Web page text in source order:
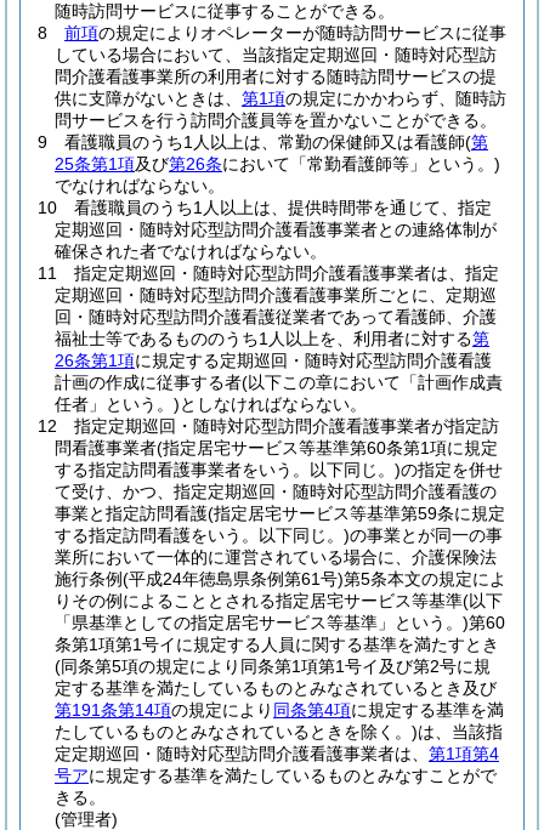
随時訪問サービスに従事することができる。
8
前項の規定によりオペレーターが随時訪問サービスに従事
している場合において、当該指定定期巡回・随時対応型訪
問介護看護事業所の利用者に対する随時訪問サービスの提
供に支障がないときは、 第1項の規定にかかわらず、随時訪
問サービスを行う訪問介護員等を置かないことができる。
9
看護職員のうち1人以上は、常勤の保健師又は看護師(第
25条第1項及び第26条において「常勤看護師等」という。)
でなければならない。
10
看護職員のうち1人以上は、提供時間帯を通じて、指定
定期巡回・随時対応型訪問介護看護事業者との連絡体制が
確保された者でなければならない。
11
指定定期巡回・随時対応型訪問介護看護事業者は、指定
定期巡回・随時対応型訪問介護看護事業所ごとに、定期巡
回・随時対応型訪問介護看護従業者であって看護師、介護
福祉士等であるもののうち1人以上を、利用者に対する第
26条第1項に規定する定期巡回・随時対応型訪問介護看護
計画の作成に従事する者(以下この章において「計画作成責
任者」という。)としなければならない。
12
指定定期巡回・随時対応型訪問介護看護事業者が指定訪
問看護事業者(指定居宅サービス等基準第60条第1項に規定
する指定訪問看護事業者をいう。以下同じ。)の指定を併せ
て受け、かつ、指定定期巡回・随時対応型訪問介護看護の
事業と指定訪問看護(指定居宅サービス等基準第59条に規定
する指定訪問看護をいう。以下同じ。)の事業とが同一の事
業所において一体的に運営されている場合に、介護保険法
施行条例(平成24年徳島県条例第61号)第5条本文の規定によ
りその例によることとされる指定居宅サービス等基準(以下
「県基準としての指定居宅サービス等基準」という。)第60
条第1項第1号イに規定する人員に関する基準を満たすとき
(同条第5項の規定により同条第1項第1号イ及び第2号に規
定する基準を満たしているものとみなされているとき及び
第191条第14項の規定により 同条第4項に規定する基準を満
たしているものとみなされているときを除く。)は、当該指
定定期巡回・随時対応型訪問介護看護事業者は、 第1項第4
号アに規定する基準を満たしているものとみなすことがで
きる。
(管理者)